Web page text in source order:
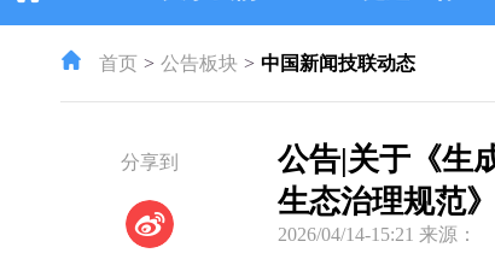
首页 公告板块 中国新闻技联动态
分享到
公告|关于《生
生态治理规范
2026/04/14-15:21 来源：